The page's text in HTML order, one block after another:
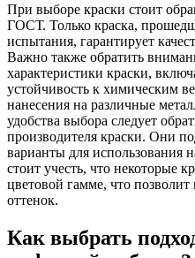
При выборе краски стоит
ГОСТ. Только краска,
испытания, гарантирует
Важно также обратить
характеристики краски,
устойчивость к химическим
нанесения на различные
удобства выбора следует
производителя краски. Они
варианты для использования
стоит учесть, что некоторые
цветовой гамме, что
оттенок.
Как выбрать